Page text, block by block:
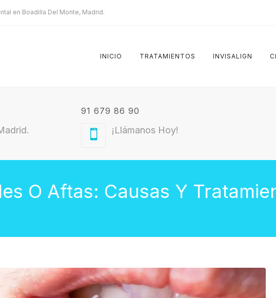
en Boadilla Del Monte, Madrid.
INICIO TRATAMIENTOS INVISALIGN
91 679 86 90
¡Llámanos Hoy!
O Aftas: Causas Y